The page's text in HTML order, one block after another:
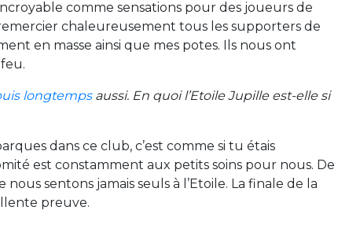
incroyable comme sensations pour des joueurs de
chaleureusement tous les supporters de
en masse ainsi que mes potes. Ils nous ont
longtempsaussi. En quoi l’Etoile Jupille est-elle si
dans ce club, c’est comme si tu étais
est constamment aux petits soins pour nous. De
sentons jamais seuls à l’Etoile. La finale de la
preuve.